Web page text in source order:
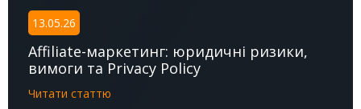
13.05.26
Affiliate-маркетинг: юридичні ризики,
вимоги та Privacy Policy
Читати статтю